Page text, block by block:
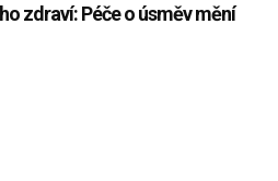
zdraví: Péče o úsměv mění